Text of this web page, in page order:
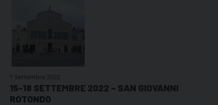
1 Settembre 2022
15-18 SETTEMBRE 2022 – SAN GIOVANNI
ROTONDO